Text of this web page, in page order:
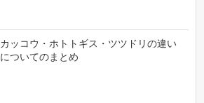
カッコウ・ホトトギス・ツツドリの違い
についてのまとめ